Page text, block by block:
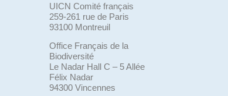
UICN Comité français
259-261 rue de Paris
93100 Montreuil
Office Français de la
Biodiversité
Le Nadar Hall C – 5 Allée
Félix Nadar
94300 Vincennes